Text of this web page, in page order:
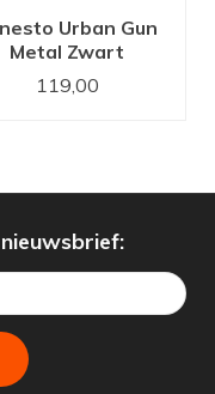
Urban Gun
Metal Zwart
inzetbakje voor
Lanesto Urban
119,00